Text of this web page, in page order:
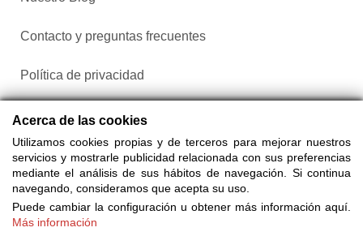
Contacto y preguntas frecuentes
Política de privacidad
Configurar cookies
Acerca de las cookies
Utilizamos cookies propias y de terceros para mejorar nuestros
servicios y mostrarle publicidad relacionada con sus preferencias
mediante el análisis de sus hábitos de navegación. Si continua
navegando, consideramos que acepta su uso.
Puede cambiar la configuración u obtener más información aquí.
Más información